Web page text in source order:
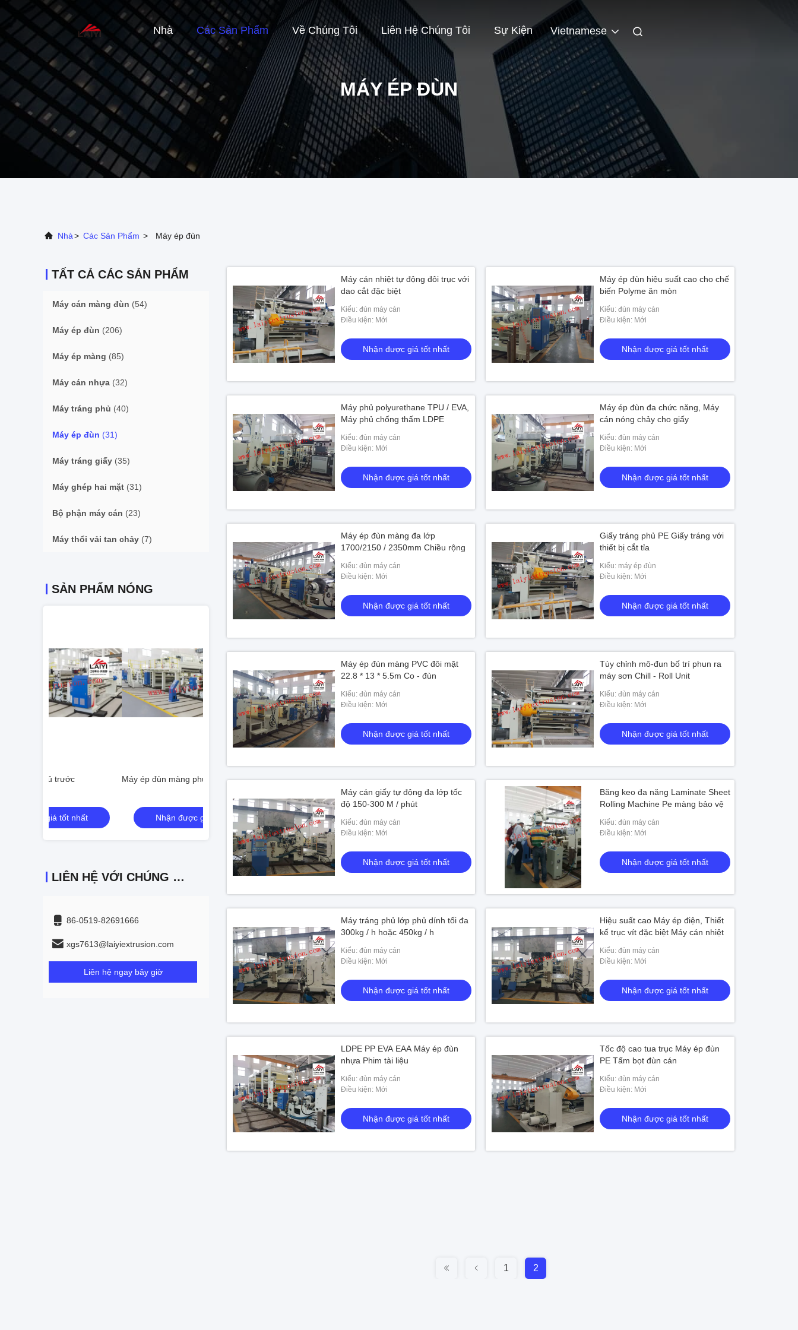
Nhà Các Sản Phẩm Về Chúng Tôi Liên Hệ Chúng Tôi Sự Kiện Vietnamese
MÁY ÉP ĐÙN
Nhà> Các Sản Phẩm > Máy ép đùn
TẤT CẢ CÁC SẢN PHẨM
Máy cán màng đùn (54)
Máy ép đùn (206)
Máy ép màng (85)
Máy cán nhựa (32)
Máy tráng phủ (40)
Máy ép đùn (31)
Máy tráng giấy (35)
Máy ghép hai mặt (31)
Bộ phận máy cán (23)
Máy thổi vải tan chảy (7)
SẢN PHẨM NÓNG
Máy ép đùn màng phủ trước
Nhận được giá tốt nhất
Máy ép đùn màng phủ trước
Nhận được giá tốt nhất
LIÊN HỆ VỚI CHÚNG TÔI
86-0519-82691666
xgs7613@laiyiextrusion.com
Liên hệ ngay bây giờ
Máy cán nhiệt tự động đôi trục với
dao cắt đặc biệt
Kiểu: đùn máy cán
Điều kiện: Mới
Nhận được giá tốt nhất
Máy ép đùn hiệu suất cao cho chế
biến Polyme ăn mòn
Kiểu: đùn máy cán
Điều kiện: Mới
Nhận được giá tốt nhất
Máy phủ polyurethane TPU / EVA,
Máy phủ chống thấm LDPE
Kiểu: đùn máy cán
Điều kiện: Mới
Nhận được giá tốt nhất
Máy ép đùn đa chức năng, Máy
cán nóng chảy cho giấy
Kiểu: đùn máy cán
Điều kiện: Mới
Nhận được giá tốt nhất
Máy ép đùn màng đa lớp
1700/2150 / 2350mm Chiều rộng
Kiểu: đùn máy cán
Điều kiện: Mới
Nhận được giá tốt nhất
Giấy tráng phủ PE Giấy tráng với
thiết bị cắt tỉa
Kiểu: máy ép đùn
Điều kiện: Mới
Nhận được giá tốt nhất
Máy ép đùn màng PVC đôi mặt
22.8 * 13 * 5.5m Co - đùn
Kiểu: đùn máy cán
Điều kiện: Mới
Nhận được giá tốt nhất
Tùy chỉnh mô-đun bố trí phun ra
máy sơn Chill - Roll Unit
Kiểu: đùn máy cán
Điều kiện: Mới
Nhận được giá tốt nhất
Máy cán giấy tự động đa lớp tốc
độ 150-300 M / phút
Kiểu: đùn máy cán
Điều kiện: Mới
Nhận được giá tốt nhất
Băng keo đa năng Laminate Sheet
Rolling Machine Pe màng bảo vệ
Kiểu: đùn máy cán
Điều kiện: Mới
Nhận được giá tốt nhất
Máy tráng phủ lớp phủ dính tối đa
300kg / h hoặc 450kg / h
Kiểu: đùn máy cán
Điều kiện: Mới
Nhận được giá tốt nhất
Hiệu suất cao Máy ép điện, Thiết
kế trục vít đặc biệt Máy cán nhiệt
Kiểu: đùn máy cán
Điều kiện: Mới
Nhận được giá tốt nhất
LDPE PP EVA EAA Máy ép đùn
nhựa Phim tài liệu
Kiểu: đùn máy cán
Điều kiện: Mới
Nhận được giá tốt nhất
Tốc độ cao tua trục Máy ép đùn
PE Tấm bọt đùn cán
Kiểu: đùn máy cán
Điều kiện: Mới
Nhận được giá tốt nhất
1 2